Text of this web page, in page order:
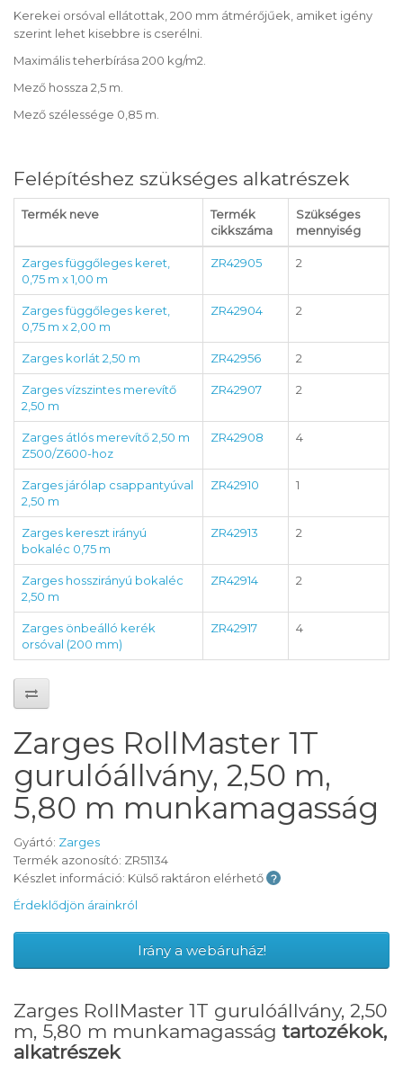
Kerekei orsóval ellátottak, 200 mm átmérőjűek, amiket igény
szerint lehet kisebbre is cserélni.
Maximális teherbírása 200 kg/m2.
Mező hossza 2,5 m.
Mező szélessége 0,85 m.
Felépítéshez szükséges alkatrészek
Termék neve
Termék
cikkszáma
Szükséges
mennyiség
Zarges függőleges keret,
0,75 m x 1,00 m
ZR42905 2
Zarges függőleges keret,
0,75 m x 2,00 m
ZR42904 2
Zarges korlát 2,50 m ZR42956 2
Zarges vízszintes merevítő
2,50 m
ZR42907 2
Zarges átlós merevítő 2,50 m
Z500/Z600-hoz
ZR42908 4
Zarges járólap csappantyúval
2,50 m
ZR42910 1
Zarges kereszt irányú
bokaléc 0,75 m
ZR42913 2
Zarges hosszirányú bokaléc
2,50 m
ZR42914 2
Zarges önbeálló kerék
orsóval (200 mm)
ZR42917 4
Zarges RollMaster 1T
gurulóállvány, 2,50 m,
5,80 m munkamagasság
Gyártó: Zarges
Termék azonosító: ZR51134
Készlet információ: Külső raktáron elérhető
Érdeklődjön árainkról
Irány a webáruház!
Zarges RollMaster 1T gurulóállvány, 2,50
m, 5,80 m munkamagasság tartozékok,
alkatrészek